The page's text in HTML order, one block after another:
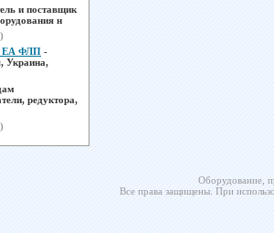
и поставщик
н
ЕА ФЛП -
Украина,
редуктора,
Оборудование,
Все права защищены. При